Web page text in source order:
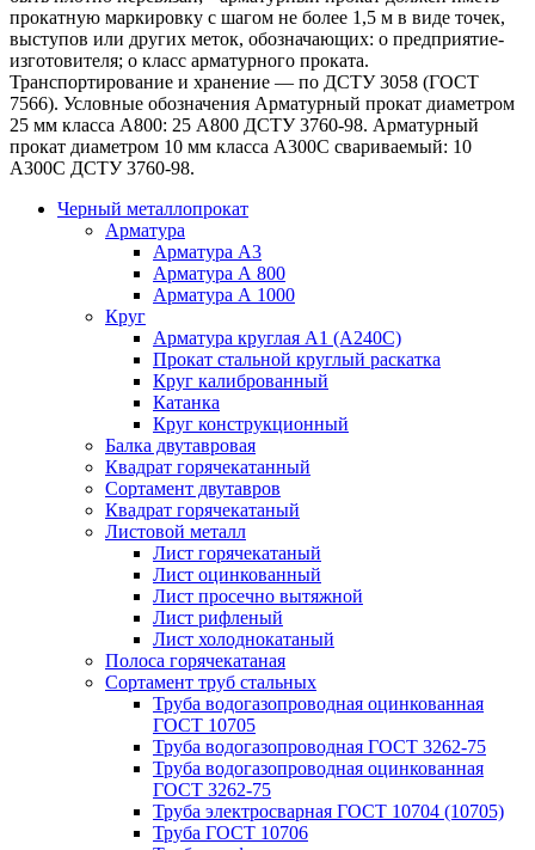
прокатную маркировку с шагом не более 1,5 м в виде точек,
выступов или других меток, обозначающих: o предприятие-
изготовителя; o класс арматурного проката.
Транспортирование и хранение — по ДСТУ 3058 (ГОСТ
7566). Условные обозначения Арматурный прокат диаметром
25 мм класса А800: 25 А800 ДСТУ 3760-98. Арматурный
прокат диаметром 10 мм класса А300С свариваемый: 10
А300С ДСТУ 3760-98.
Черный металлопрокат
Арматура
Арматура А3
Арматура А 800
Арматура А 1000
Круг
Арматура круглая А1 (А240C)
Прокат стальной круглый раскатка
Круг калиброванный
Катанка
Круг конструкционный
Балка двутавровая
Квадрат горячекатанный
Сортамент двутавров
Квадрат горячекатаный
Листовой металл
Лист горячекатаный
Лист оцинкованный
Лист просечно вытяжной
Лист рифленый
Лист холоднокатаный
Полоса горячекатаная
Сортамент труб стальных
Труба водогазопроводная оцинкованная
ГОСТ 10705
Труба водогазопроводная ГОСТ 3262-75
Труба водогазопроводная оцинкованная
ГОСТ 3262-75
Труба электросварная ГОСТ 10704 (10705)
Труба ГОСТ 10706